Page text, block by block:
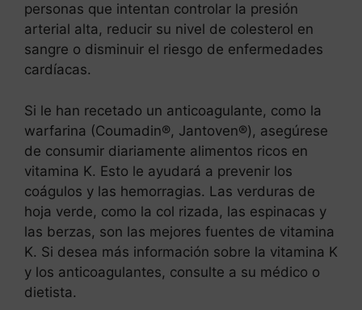
personas que intentan controlar la presión
arterial alta, reducir su nivel de colesterol en
sangre o disminuir el riesgo de enfermedades
cardíacas.
Si le han recetado un anticoagulante, como la
warfarina (Coumadin®, Jantoven®), asegúrese
de consumir diariamente alimentos ricos en
vitamina K. Esto le ayudará a prevenir los
coágulos y las hemorragias. Las verduras de
hoja verde, como la col rizada, las espinacas y
las berzas, son las mejores fuentes de vitamina
K. Si desea más información sobre la vitamina K
y los anticoagulantes, consulte a su médico o
dietista.